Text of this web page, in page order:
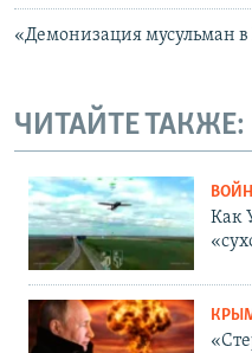
«Демонизация мусульман
ЧИТАЙТЕ ТАКЖЕ:
Как